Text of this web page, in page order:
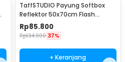
TaffSTUDIO Payung Softbox
Reflektor 50x70cm Flash
Mount - CY50
Rp85.800
Rp134.900 37%
+ Keranjang